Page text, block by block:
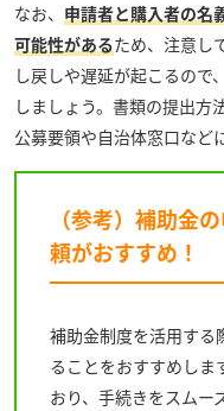
なお、 申請者と購入者の名
可能性があるため、注意し
し戻しや遅延が起こるので
しましょう。書類の提出方
公募要領や自治体窓口など
（参考）補助金
頼がおすすめ！
補助金制度を活用する
ることをおすすめしま
おり、手続きをスムー